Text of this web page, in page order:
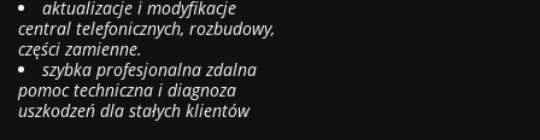
aktualizacje i modyfikacje
central telefonicznych, rozbudowy,
części zamienne.
szybka profesjonalna zdalna
pomoc techniczna i diagnoza
uszkodzeń dla stałych klientów